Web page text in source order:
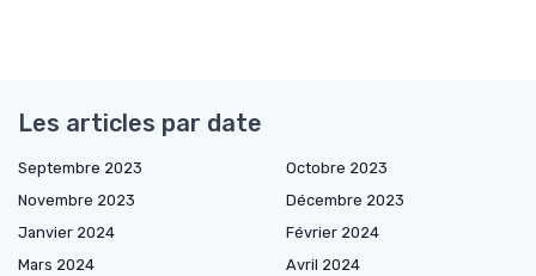
Les articles par date
Septembre 2023
Octobre 2023
Novembre 2023
Décembre 2023
Janvier 2024
Février 2024
Mars 2024
Avril 2024